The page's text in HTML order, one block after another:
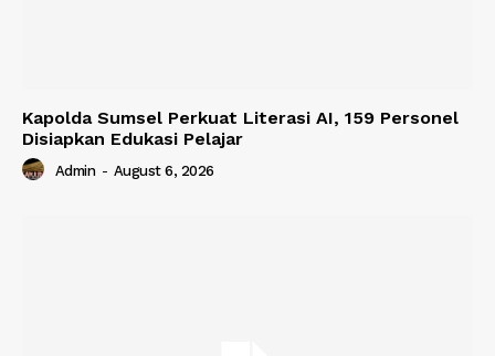
Kapolda Sumsel Perkuat Literasi AI, 159 Personel
Disiapkan Edukasi Pelajar
Admin - August 6, 2026